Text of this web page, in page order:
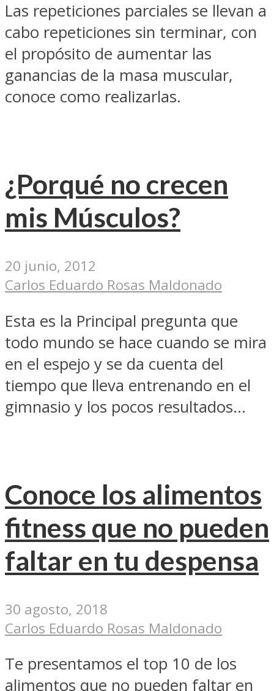
Las repeticiones parciales se llevan a
cabo repeticiones sin terminar, con
el propósito de aumentar las
ganancias de la masa muscular,
conoce como realizarlas.
¿Porqué no crecen
mis Músculos?
20 junio, 2012
Carlos Eduardo Rosas Maldonado
Esta es la Principal pregunta que
todo mundo se hace cuando se mira
en el espejo y se da cuenta del
tiempo que lleva entrenando en el
gimnasio y los pocos resultados...
Conoce los alimentos
fitness que no pueden
faltar en tu despensa
30 agosto, 2018
Carlos Eduardo Rosas Maldonado
Te presentamos el top 10 de los
alimentos que no pueden faltar en